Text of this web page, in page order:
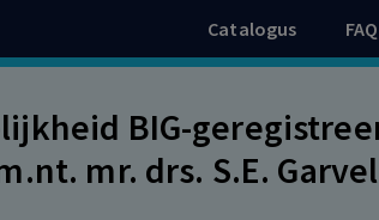
Catalogus FAQ
BIG-
mr. drs. S.E.